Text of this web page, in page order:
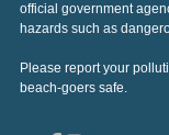
official government
hazards such as
Please report your
beach-goers safe.